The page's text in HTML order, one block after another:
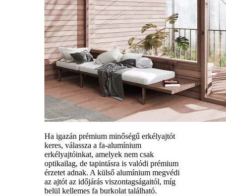
Ha igazán prémium minőségű erkélyajtót
keres, válassza a fa-alumínium
erkélyajtóinkat, amelyek nem csak
optikailag, de tapintásra is valódi prémium
érzetet adnak. A külső alumínium megvédi
az ajtót az időjárás viszontagságaitól, míg
belül kellemes fa burkolat található.